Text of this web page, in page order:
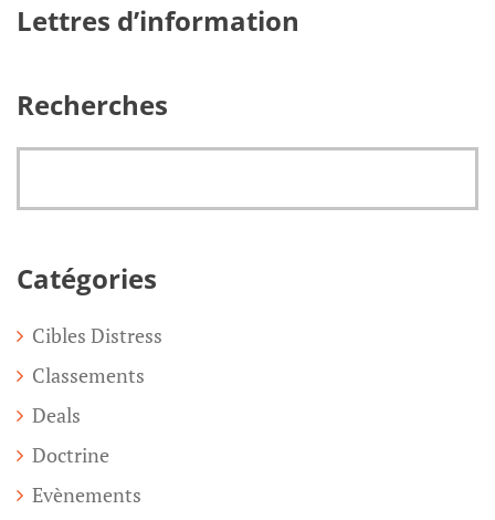
Lettres d’information
Recherches
Catégories
Cibles Distress
Classements
Deals
Doctrine
Evènements